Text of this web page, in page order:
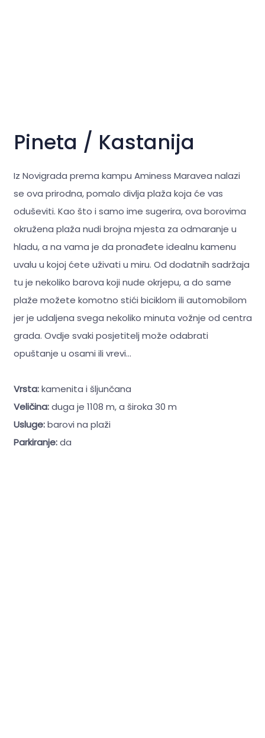
Pineta / Kastanija
Iz Novigrada prema kampu Aminess Maravea nalazi
se ova prirodna, pomalo divlja plaža koja će vas
oduševiti. Kao što i samo ime sugerira, ova borovima
okružena plaža nudi brojna mjesta za odmaranje u
hladu, a na vama je da pronađete idealnu kamenu
uvalu u kojoj ćete uživati u miru. Od dodatnih sadržaja
tu je nekoliko barova koji nude okrjepu, a do same
plaže možete komotno stići biciklom ili automobilom
jer je udaljena svega nekoliko minuta vožnje od centra
grada. Ovdje svaki posjetitelj može odabrati
opuštanje u osami ili vrevi...
Vrsta:kamenita i šljunčana
Veličina:duga je 1108 m, a široka 30 m
Usluge:barovi na plaži
Parkiranje:da